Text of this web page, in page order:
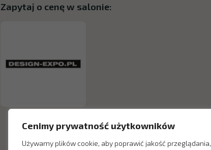
Cenimy prywatność użytkowników
Używamy plików cookie, aby poprawić jakość przeglądania,
Zapytaj o cenę w salonie: